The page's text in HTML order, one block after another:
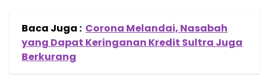
Baca Juga : Corona Melandai, Nasabah
yang Dapat Keringanan Kredit Sultra Juga
Berkurang